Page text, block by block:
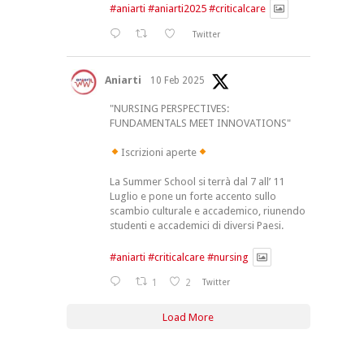
#aniarti #aniarti2025 #criticalcare
Twitter
Aniarti 10 Feb 2025
"NURSING PERSPECTIVES:
FUNDAMENTALS MEET INNOVATIONS"
Iscrizioni aperte
La Summer School si terrà dal 7 all’ 11
Luglio e pone un forte accento sullo
scambio culturale e accademico, riunendo
studenti e accademici di diversi Paesi.
#aniarti #criticalcare #nursing
1 2 Twitter
Load More